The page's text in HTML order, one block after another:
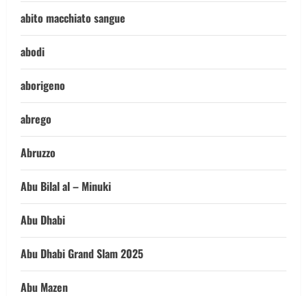
abito macchiato sangue
abodi
aborigeno
abrego
Abruzzo
Abu Bilal al – Minuki
Abu Dhabi
Abu Dhabi Grand Slam 2025
Abu Mazen